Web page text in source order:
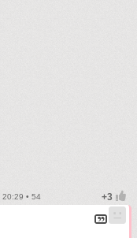
20:29 • 54